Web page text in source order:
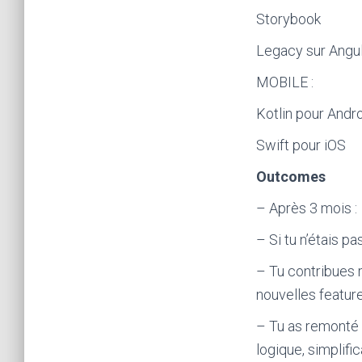
Storybook
Legacy sur
MOBILE :
Kotlin pour
Swift pour iOS
Outcomes
– Après 3 mois :
– Si tu n’étais
– Tu contribues
nouvelles
– Tu as
logique,